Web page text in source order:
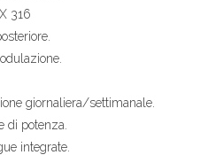
316
giornaliera/settimanale.
di potenza.
integrate.